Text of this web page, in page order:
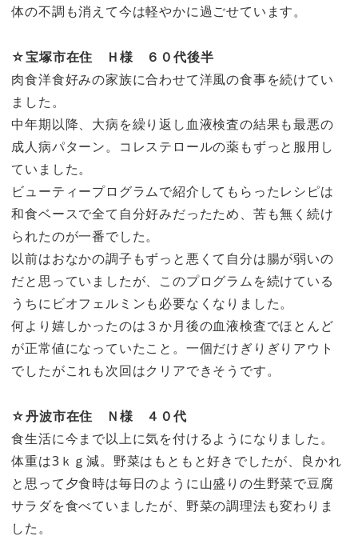
体の不調も消えて今は軽やかに過ごせています。
☆宝塚市在住 Ｈ様 ６０代後半
肉食洋食好みの家族に合わせて洋風の食事を続けてい
ました。
中年期以降、大病を繰り返し血液検査の結果も最悪の
成人病パターン。コレステロールの薬もずっと服用し
ていました。
ビューティープログラムで紹介してもらったレシピは
和食ベースで全て自分好みだったため、苦も無く続け
られたのが一番でした。
以前はおなかの調子もずっと悪くて自分は腸が弱いの
だと思っていましたが、このプログラムを続けている
うちにビオフェルミンも必要なくなりました。
何より嬉しかったのは３か月後の血液検査でほとんど
が正常値になっていたこと。一個だけぎりぎりアウト
でしたがこれも次回はクリアできそうです。
☆丹波市在住 Ｎ様 ４０代
食生活に今まで以上に気を付けるようになりました。
体重は3ｋｇ減。野菜はもともと好きでしたが、良かれ
と思って夕食時は毎日のように山盛りの生野菜で豆腐
サラダを食べていましたが、野菜の調理法も変わりま
した。